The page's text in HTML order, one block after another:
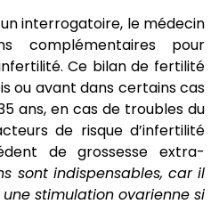
interrogatoire, le médecin
complémentaires pour
Ce bilan de fertilité
ou avant dans certains cas
ans, en cas de troubles du
de risque d’infertilité
de grossesse extra-
sont indispensables, car il
stimulation ovarienne si